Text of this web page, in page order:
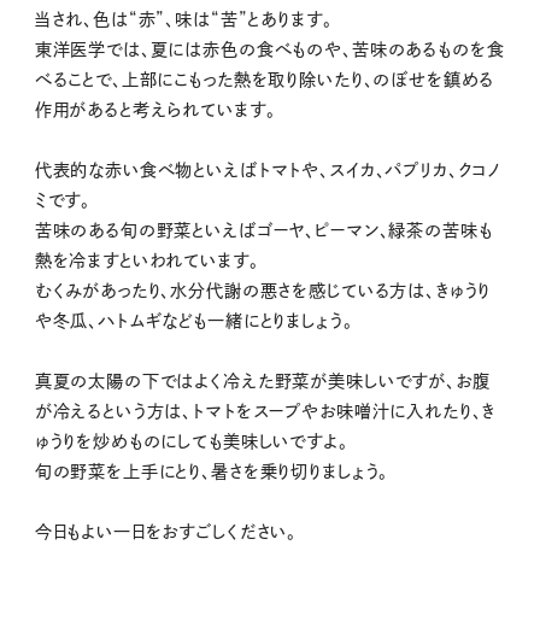
当され、色は“赤”、味は“苦”とあります。
東洋医学では、夏には赤色の食べものや、苦味のあるものを食
べることで、上部にこもった熱を取り除いたり、のぼせを鎮める
作用があると考えられています。
代表的な赤い食べ物といえばトマトや、スイカ、パプリカ、クコノ
ミです。
苦味のある旬の野菜といえばゴーヤ、ピーマン、緑茶の苦味も
熱を冷ますといわれています。
むくみがあったり、水分代謝の悪さを感じている方は、きゅうり
や冬瓜、ハトムギなども一緒にとりましょう。
真夏の太陽の下ではよく冷えた野菜が美味しいですが、お腹
が冷えるという方は、トマトをスープやお味噌汁に入れたり、き
ゅうりを炒めものにしても美味しいですよ。
旬の野菜を上手にとり、暑さを乗り切りましょう。
今日もよい一日をおすごしください。